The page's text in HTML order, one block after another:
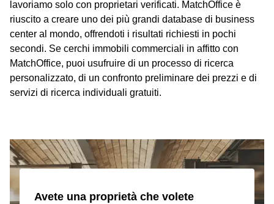
lavoriamo solo con proprietari verificati. MatchOffice è
riuscito a creare uno dei più grandi database di business
center al mondo, offrendoti i risultati richiesti in pochi
secondi. Se cerchi immobili commerciali in affitto con
MatchOffice, puoi usufruire di un processo di ricerca
personalizzato, di un confronto preliminare dei prezzi e di
servizi di ricerca individuali gratuiti.
Avete una proprietà che volete